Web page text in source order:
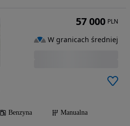
Benzyna
Manualna
57 000 PLN
W granicach średniej